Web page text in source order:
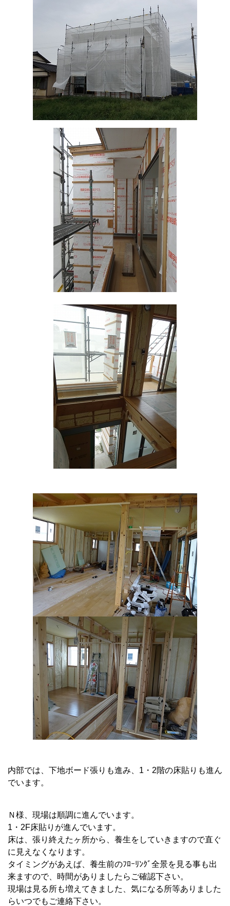
内部では、下地ボード張りも進み、1・2階の床貼りも進ん
でいます。
Ｎ様、現場は順調に進んでいます。
1・2F床貼りが進んでいます。
床は、張り終えたヶ所から、養生をしていきますので直ぐ
に見えなくなります。
タイミングがあえば、養生前のﾌﾛｰﾘﾝｸﾞ全景を見る事も出
来ますので、時間がありましたらご確認下さい。
現場は見る所も増えてきました、気になる所等ありました
らいつでもご連絡下さい。